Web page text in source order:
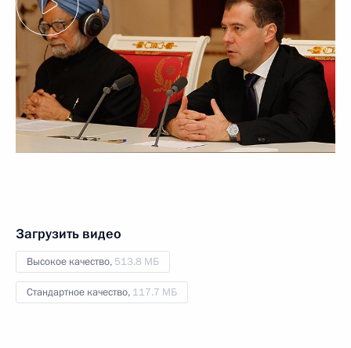
Загрузить видео
Высокое качество, 513.8 МБ
Стандартное качество, 117.7 МБ